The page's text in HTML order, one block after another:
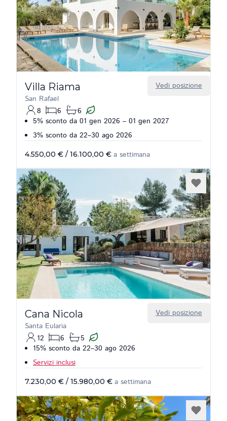
Vedi posizione
Villa Riama
San Rafael
8
6
6
5% sconto da 01 gen 2026 – 01 gen 2027
3% sconto da 22–30 ago 2026
4.550,00 € / 16.100,00 € a settimana
Vedi posizione
Cana Nicola
Santa Eularia
12
6
5
15% sconto da 22–30 ago 2026
Servizi inclusi
7.230,00 € / 15.980,00 € a settimana